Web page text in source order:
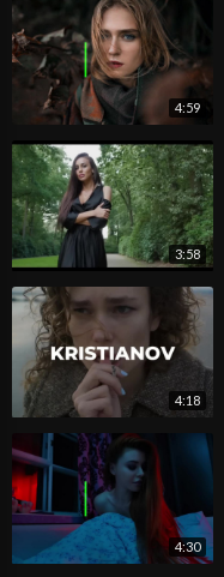
4:59
3:58
4:18
4:30